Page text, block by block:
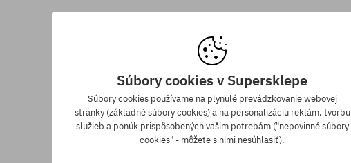
Súbory cookies v Supersklepe
Súbory cookies používame na plynulé prevádzkovanie webovej
stránky (základné súbory cookies) a na personalizáciu reklám, tvorbu
služieb a ponúk prispôsobených vašim potrebám ("nepovinné súbory
cookies" - môžete s nimi nesúhlasiť).